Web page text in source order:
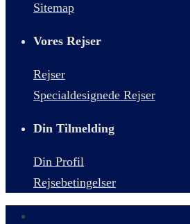
Sitemap
Vores Rejser
Rejser
Specialdesignede Rejser
Din Tilmelding
Din Profil
Rejsebetingelser